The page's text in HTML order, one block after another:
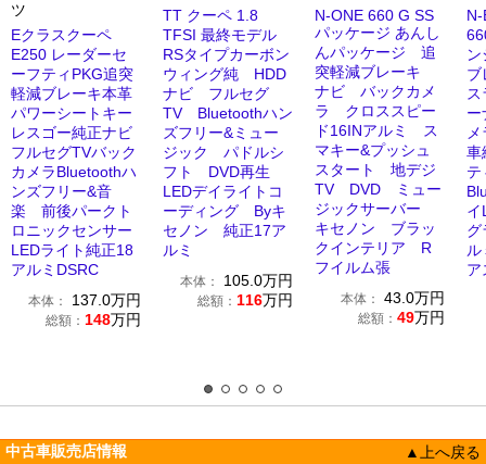
ツ
Eクラスクーペ
E250 レーダーセ
ーフティPKG追突
軽減ブレーキ本革
パワーシートキー
レスゴー純正ナビ
フルセグTVバック
カメラBluetoothハ
ンズフリー&音
楽 前後パークト
ロニックセンサー
LEDライト純正18
アルミDSRC
本体： 137.0万円
総額： 148万円
TT クーペ 1.8
TFSI 最終モデル
RSタイプカーボン
ウィング純 HDD
ナビ フルセグ
TV Bluetoothハン
ズフリー&ミュー
ジック パドルシ
フト DVD再生
LEDデイライトコ
ーディング Byキ
セノン 純正17ア
ルミ
本体： 105.0万円
総額： 116万円
N-ONE 660 G SS
パッケージ あんし
んパッケージ 追
突軽減ブレーキ
ナビ バックカメ
ラ クロススピー
ド16INアルミ ス
マキー&プッシュ
スタート 地デジ
TV DVD ミュー
ジックサーバー
キセノン ブラッ
クインテリア R
フイルム張
本体： 43.0万円
総額： 49万円
ブ
ー
車
テ
イ
グ
ア
中古車販売店情報
▲上へ戻る